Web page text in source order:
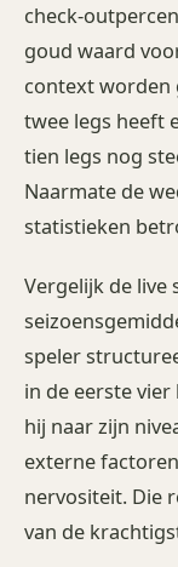
check-
goud waard
context worden
twee legs heeft
tien legs nog
Naarmate de
statistieken
Vergelijk de live
speler
in de eerste
hij naar zijn
externe
nervositeit. Die
van de